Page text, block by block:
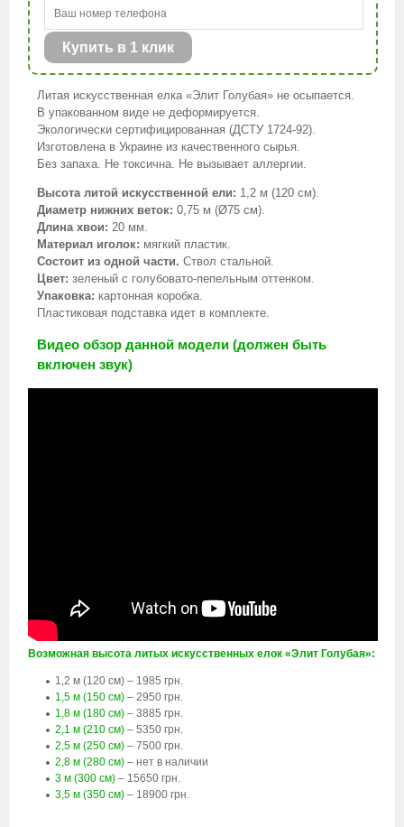
Купить в 1 клик
Литая искусственная елка «Элит Голубая» не осыпается.
В упакованном виде не деформируется.
Экологически сертифицированная (ДСТУ 1724-92).
Изготовлена в Украине из качественного сырья.
Без запаха. Не токсична. Не вызывает аллергии.
Высота литой искусственной ели: 1,2 м (120 см).
Диаметр нижних веток: 0,75 м (Ø75 см).
Длина хвои: 20 мм.
Материал иголок: мягкий пластик.
Состоит из одной части. Ствол стальной.
Цвет: зеленый с голубовато-пепельным оттенком.
Упаковка: картонная коробка.
Пластиковая подставка идет в комплекте.
Видео обзор данной модели (должен быть
включен звук)
Возможная высота литых искусственных елок «Элит Голубая»:
1,2 м (120 см) – 1985 грн.
1,5 м (150 см) – 2950 грн.
1,8 м (180 см) – 3885 грн.
2,1 м (210 см) – 5350 грн.
2,5 м (250 см) – 7500 грн.
2,8 м (280 см) – нет в наличии
3 м (300 см) – 15650 грн.
3,5 м (350 см) – 18900 грн.